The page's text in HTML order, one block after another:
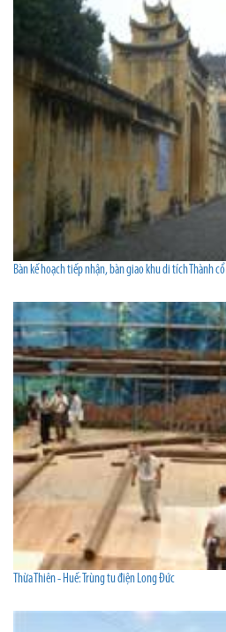
Bàn kế hoạch tiếp nhận, bàn giao khu di tích Thành cổ
Thừa Thiên - Huế: Trùng tu điện Long Đức